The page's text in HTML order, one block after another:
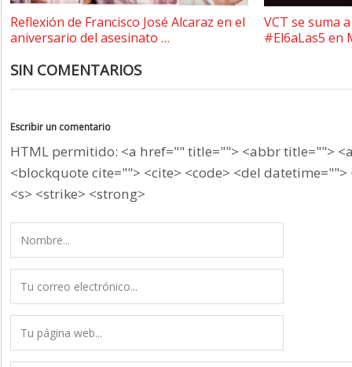
Reflexión de Francisco José Alcaraz en el
aniversario del asesinato …
VCT se suma
#El6aLas5 en
SIN COMENTARIOS
Escribir un comentario
HTML permitido: <a href="" title=""> <abbr title="">
<blockquote cite=""> <cite> <code> <del datetime="">
<s> <strike> <strong>